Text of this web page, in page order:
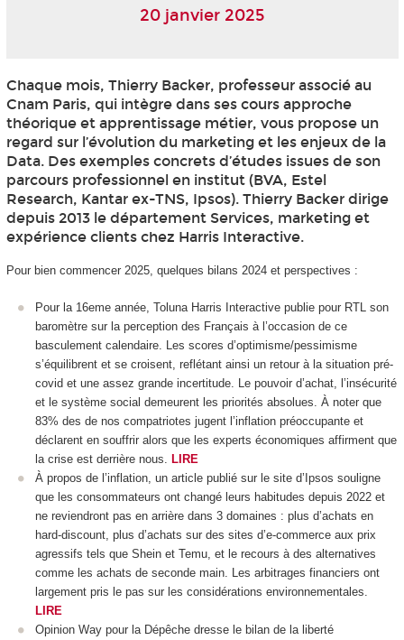
20 janvier 2025
Chaque mois, Thierry Backer, professeur associé au
Cnam Paris, qui intègre dans ses cours approche
théorique et apprentissage métier, vous propose un
regard sur l’évolution du marketing et les enjeux de la
Data. Des exemples concrets d’études issues de son
parcours professionnel en institut (BVA, Estel
Research, Kantar ex-TNS, Ipsos). Thierry Backer dirige
depuis 2013 le département Services, marketing et
expérience clients chez Harris Interactive.
Pour bien commencer 2025, quelques bilans 2024 et perspectives :
Pour la 16eme année, Toluna Harris Interactive publie pour RTL son
baromètre sur la perception des Français à l’occasion de ce
basculement calendaire. Les scores d’optimisme/pessimisme
s’équilibrent et se croisent, reflétant ainsi un retour à la situation pré-
covid et une assez grande incertitude. Le pouvoir d’achat, l’insécurité
et le système social demeurent les priorités absolues. À noter que
83% des de nos compatriotes jugent l’inflation préoccupante et
déclarent en souffrir alors que les experts économiques affirment que
la crise est derrière nous.
LIRE
À propos de l’inflation, un article publié sur le site d’Ipsos souligne
que les consommateurs ont changé leurs habitudes depuis 2022 et
ne reviendront pas en arrière dans 3 domaines : plus d’achats en
hard-discount, plus d’achats sur des sites d’e-commerce aux prix
agressifs tels que Shein et Temu, et le recours à des alternatives
comme les achats de seconde main. Les arbitrages financiers ont
largement pris le pas sur les considérations environnementales.
LIRE
Opinion Way pour la Dépêche dresse le bilan de la liberté